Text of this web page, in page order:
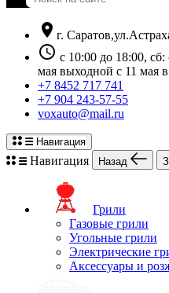
location_on г.
schedule с 10:00 до 18:00,
мая выходной с 11 мая
+7 8452 717 741
+7 904 243-57-55
voxauto@mail.ru
Навигация
Навигация Назад
Грили
Газовые грили
Угольные грили
Электрические
Аксессуары и